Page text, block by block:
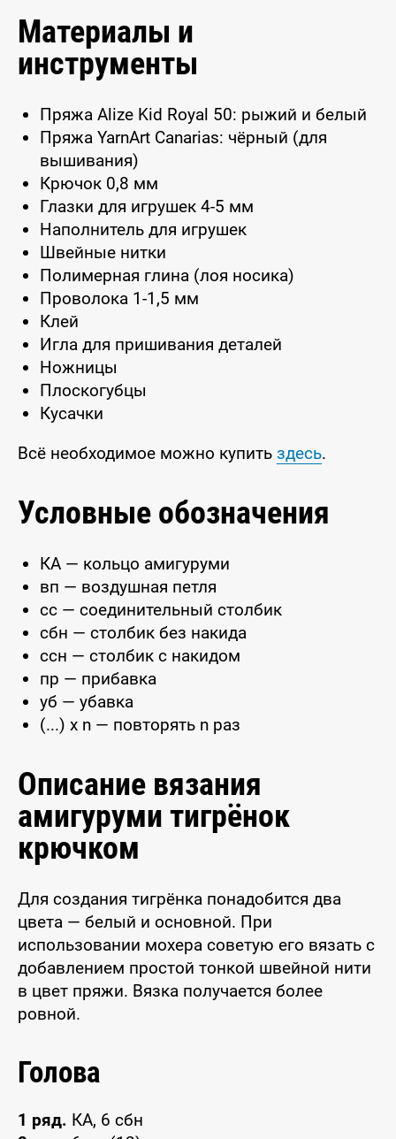
Материалы и
инструменты
Пряжа Alize Kid Royal 50: рыжий и белый
Пряжа YarnArt Canarias: чёрный (для
вышивания)
Крючок 0,8 мм
Глазки для игрушек 4-5 мм
Наполнитель для игрушек
Швейные нитки
Полимерная глина (лоя носика)
Проволока 1-1,5 мм
Клей
Игла для пришивания деталей
Ножницы
Плоскогубцы
Кусачки
Всё необходимое можно купить здесь.
Условные обозначения
КА — кольцо амигуруми
вп — воздушная петля
сс — соединительный столбик
сбн — столбик без накида
ссн — столбик с накидом
пр — прибавка
уб — убавка
(...) x n — повторять n раз
Описание вязания
амигуруми тигрёнок
крючком
Для создания тигрёнка понадобится два
цвета — белый и основной. При
использовании мохера советую его вязать с
добавлением простой тонкой швейной нити
в цвет пряжи. Вязка получается более
ровной.
Голова
1 ряд. КА, 6 сбн